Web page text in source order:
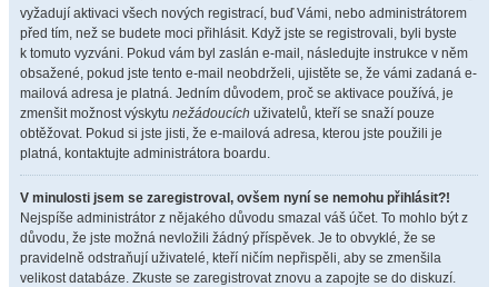
vyžadují aktivaci všech nových registrací, buď Vámi, nebo administrátorem
před tím, než se budete moci přihlásit. Když jste se registrovali, byli byste
k tomuto vyzváni. Pokud vám byl zaslán e-mail, následujte instrukce v něm
obsažené, pokud jste tento e-mail neobdrželi, ujistěte se, že vámi zadaná e-
mailová adresa je platná. Jedním důvodem, proč se aktivace používá, je
zmenšit možnost výskytu nežádoucích uživatelů, kteří se snaží pouze
obtěžovat. Pokud si jste jisti, že e-mailová adresa, kterou jste použili je
platná, kontaktujte administrátora boardu.
V minulosti jsem se zaregistroval, ovšem nyní se nemohu přihlásit?!
Nejspíše administrátor z nějakého důvodu smazal váš účet. To mohlo být z
důvodu, že jste možná nevložili žádný příspěvek. Je to obvyklé, že se
pravidelně odstraňují uživatelé, kteří ničím nepřispěli, aby se zmenšila
velikost databáze. Zkuste se zaregistrovat znovu a zapojte se do diskuzí.